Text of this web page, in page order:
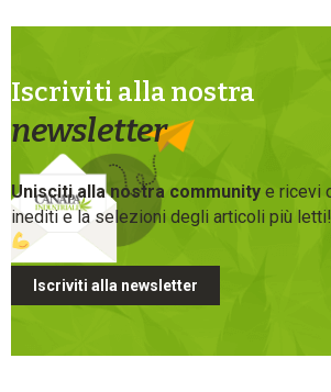
Iscriviti alla nostra
newsletter
Unisciti alla nostra community e ricevi
inediti e la selezioni degli articoli più letti!
Iscriviti alla newsletter